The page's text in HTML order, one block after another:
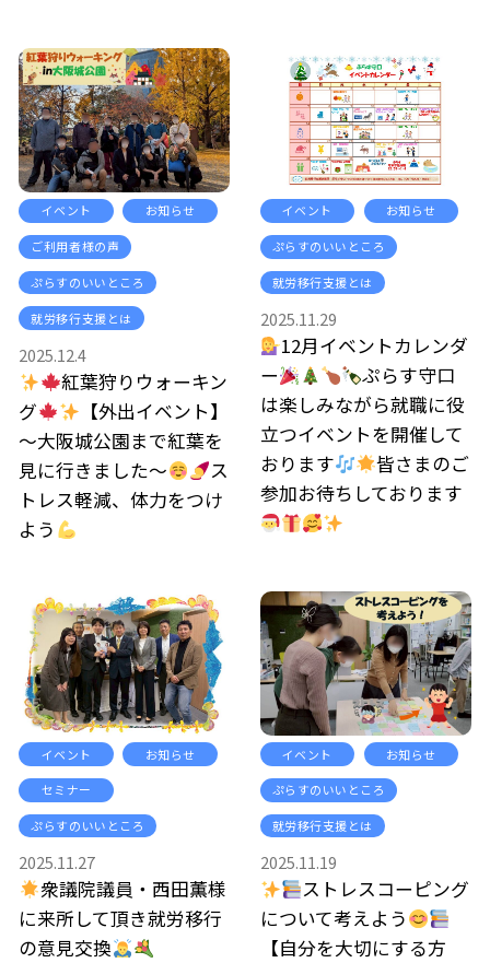
イベント お知らせ
ご利用者様の声
ぷらすのいいところ
就労移行支援とは
2025.12.4
紅葉狩りウォーキン
グ
【外出イベント】
～大阪城公園まで紅葉を
見に行きました～
ス
トレス軽減、体力をつけ
よう
イベント お知らせ
ぷらすのいいところ
就労移行支援とは
2025.11.29
12月イベントカレンダ
ー
ぷらす守口
は楽しみながら就職に役
立つイベントを開催して
おります
皆さまのご
参加お待ちしております
イベント お知らせ
セミナー
ぷらすのいいところ
2025.11.27
衆議院議員・西田薫様
に来所して頂き就労移行
の意見交換
イベント お知らせ
ぷらすのいいところ
就労移行支援とは
2025.11.19
ストレスコーピング
について考えよう
【自分を大切にする方